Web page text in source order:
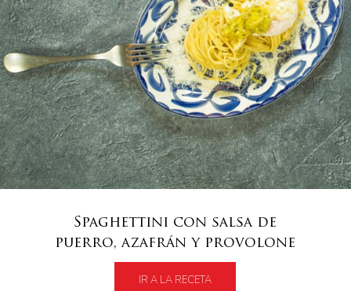
Spaghettini con salsa de
puerro, azafrán y provolone
IR A LA RECETA